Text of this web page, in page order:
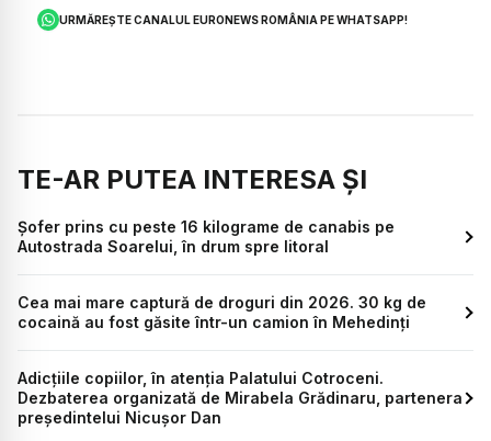
URMĂREȘTE CANALUL EURONEWS ROMÂNIA PE WHATSAPP!
TE-AR PUTEA INTERESA ȘI
Șofer prins cu peste 16 kilograme de canabis pe
Autostrada Soarelui, în drum spre litoral
Cea mai mare captură de droguri din 2026. 30 kg de
cocaină au fost găsite într-un camion în Mehedinți
Adicțiile copiilor, în atenția Palatului Cotroceni.
Dezbaterea organizată de Mirabela Grădinaru, partenera
președintelui Nicușor Dan